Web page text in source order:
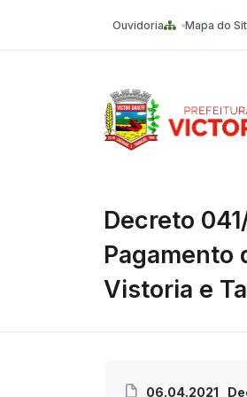
Ouvidoria Mapa do
Decreto
Pagamento
Vistoria e
06.04.2021